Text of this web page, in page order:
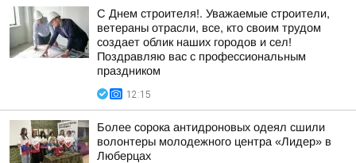
С Днем строителя!. Уважаемые строители,
ветераны отрасли, все, кто своим трудом
создает облик наших городов и сел!
Поздравляю вас с профессиональным
праздником
12:15
Более сорока антидроновых одеял сшили
волонтеры молодежного центра «Лидер» в
Люберцах